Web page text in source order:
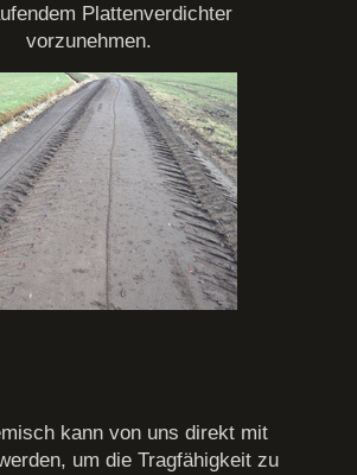
Plattenverdichter
vorzunehmen.
kann von uns direkt mit
um die Tragfähigkeit zu